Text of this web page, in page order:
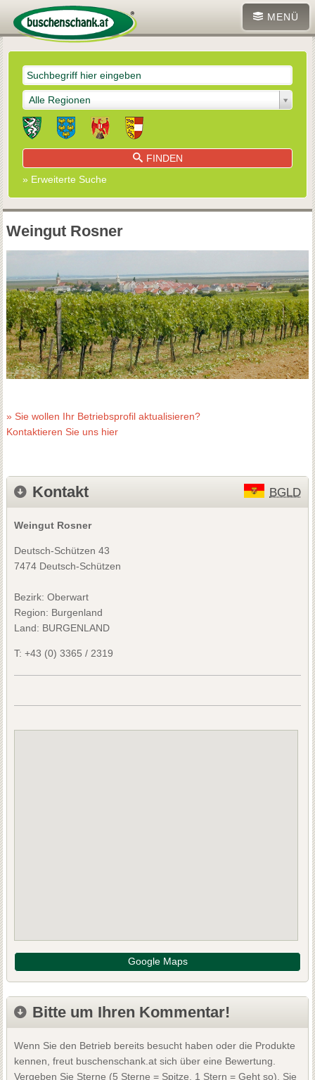
MENÜ
Alle Regionen
FINDEN
» Erweiterte Suche
Weingut Rosner
» Sie wollen Ihr Betriebsprofil aktualisieren?
Kontaktieren Sie uns hier
Kontakt BGLD
Weingut Rosner
Deutsch-Schützen 43
7474 Deutsch-Schützen
Bezirk: Oberwart
Region: Burgenland
Land: BURGENLAND
T: +43 (0) 3365 / 2319
Google Maps
Bitte um Ihren Kommentar!
Wenn Sie den Betrieb bereits besucht haben oder die Produkte
kennen, freut buschenschank.at sich über eine Bewertung.
Vergeben Sie Sterne (5 Sterne = Spitze, 1 Stern = Geht so). Sie